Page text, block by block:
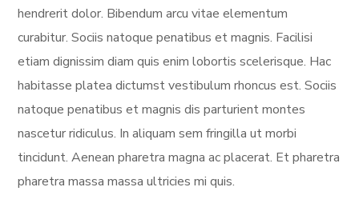
hendrerit dolor. Bibendum arcu vitae elementum
curabitur. Sociis natoque penatibus et magnis. Facilisi
etiam dignissim diam quis enim lobortis scelerisque. Hac
habitasse platea dictumst vestibulum rhoncus est. Sociis
natoque penatibus et magnis dis parturient montes
nascetur ridiculus. In aliquam sem fringilla ut morbi
tincidunt. Aenean pharetra magna ac placerat. Et pharetra
pharetra massa massa ultricies mi quis.